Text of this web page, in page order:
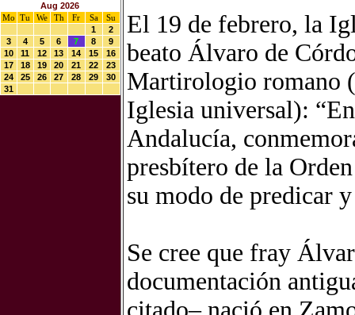
Aug 2026
Mo
Tu We Th Fr Sa
Su
1
2
3
4 5 6 7 8
9
10
11 12 13 14 15
16
17
18 19 20 21 22
23
24
25 26 27 28 29
30
31
El 19 de febrero, la
beato Álvaro de
Martirologio romano
Iglesia universal):
Andalucía,
presbítero de la
su modo de predicar
Se cree que fray
documentación